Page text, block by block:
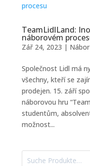
TeamLidlLand:
náborovém
Zář 24, 2023 |
Společnost Lidl má
všechny, kteří se
prodejen. 15. září
náborovou hru
studentům,
možnost...